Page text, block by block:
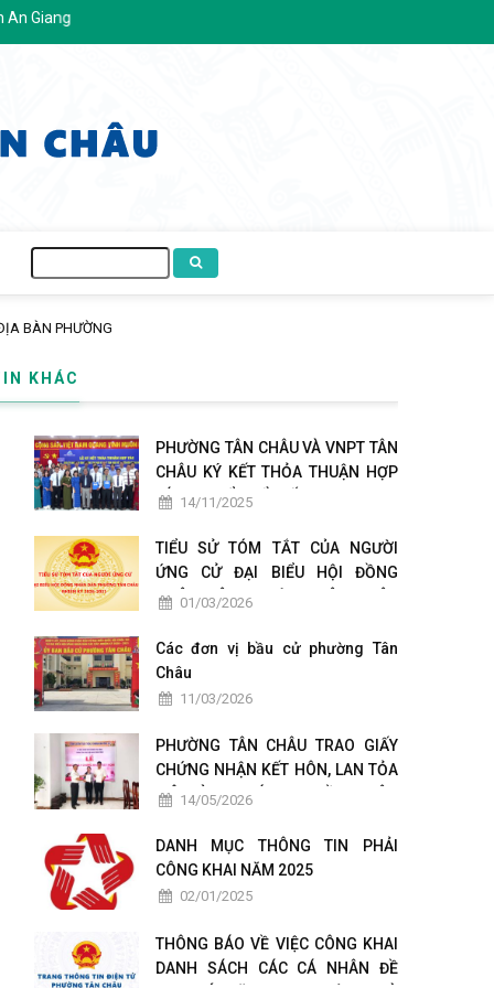
kiếm
BÀN PHƯỜNG
KHÁC
PHƯỜNG TÂN CHÂU VÀ VNPT TÂN
CHÂU KÝ KẾT THỎA THUẬN HỢP
TÁC CHUYỂN ĐỔI SỐ
14/11/2025
TIỂU SỬ TÓM TẮT CỦA NGƯỜI
ỨNG CỬ ĐẠI BIỂU HỘI ĐỒNG
NHÂN DÂN PHƯỜNG TÂN CHÂU
01/03/2026
Các đơn vị bầu cử phường Tân
Châu
11/03/2026
PHƯỜNG TÂN CHÂU TRAO GIẤY
CHỨNG NHẬN KẾT HÔN, LAN TỎA
MÔ HÌNH CHÍNH QUYỀN THÂN
14/05/2026
DANH MỤC THÔNG TIN PHẢI
CÔNG KHAI NĂM 2025
02/01/2025
THÔNG BÁO VỀ VIỆC CÔNG KHAI
DANH SÁCH CÁC CÁ NHÂN ĐỀ